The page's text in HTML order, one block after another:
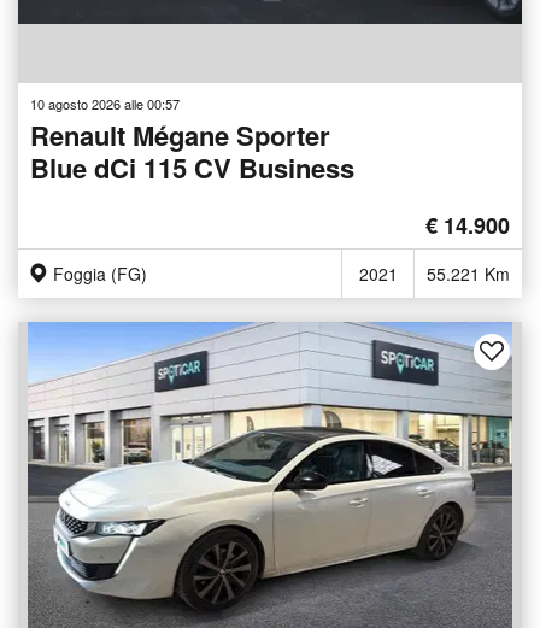
10 agosto 2026 alle 00:57
Renault Mégane Sporter
Blue dCi 115 CV Business
€ 14.900
Foggia (FG) 2021 55.221 Km